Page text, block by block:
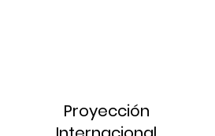
Proyección